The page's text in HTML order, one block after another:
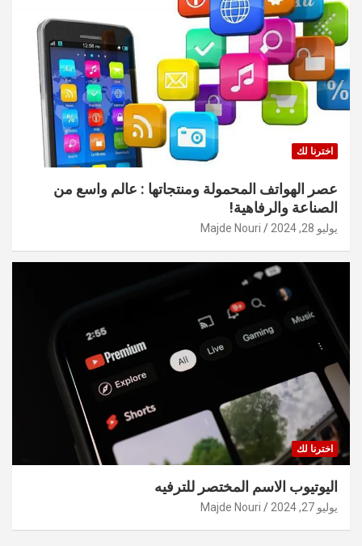
اخترنا لك
عصر الهواتف المحمولة ومنتجاتها : عالم واسع من
الصناعة والرفاهية!
يوليو 28, 2024 Majde Nouri
اخترنا لك
اليوتيوب الاسم المختصر للترفيه
يوليو 27, 2024 Majde Nouri